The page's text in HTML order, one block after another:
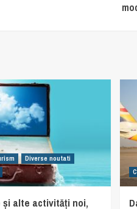
Diverse noutati
alte activități noi,